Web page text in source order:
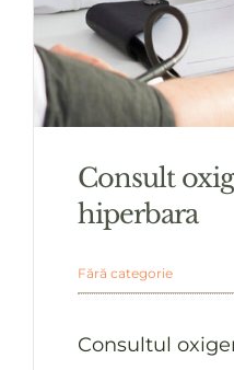
Consult
hiperbara
Fără categorie
Consultul